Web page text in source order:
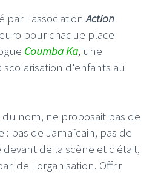
par l'associationAction
pour chaque place
Coumba Ka, une
d'enfants au
du nom, ne proposait pas de
: pas de Jamaïcain, pas de
devant de la scène et c'était,
de l'organisation. Offrir